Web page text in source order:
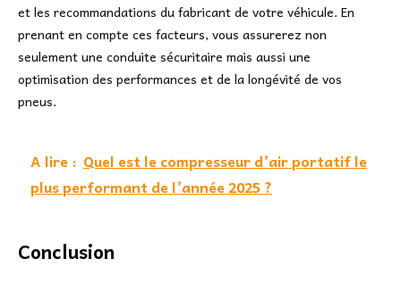
et les recommandations du fabricant de votre véhicule. En
prenant en compte ces facteurs, vous assurerez non
seulement une conduite sécuritaire mais aussi une
optimisation des performances et de la longévité de vos
pneus.
A lire : Quel est le compresseur d’air portatif le
plus performant de l’année 2025 ?
Conclusion